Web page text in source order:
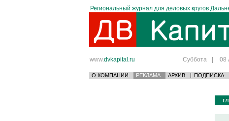
Региональный журнал для деловых кругов
www.dvkapital.ru Суббота | 08
О КОМПАНИИ РЕКЛАМА АРХИВ | ПОДПИСКА